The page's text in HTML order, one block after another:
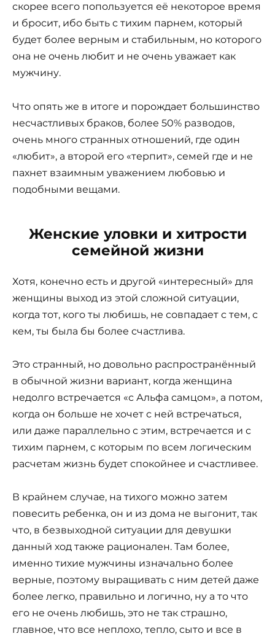
скорее всего попользуется её некоторое время
и бросит, ибо быть с тихим парнем, который
будет более верным и стабильным, но которого
она не очень любит и не очень уважает как
мужчину.
Что опять же в итоге и порождает большинство
несчастливых браков, более 50% разводов,
очень много странных отношений, где один
«любит», а второй его «терпит», семей где и не
пахнет взаимным уважением любовью и
подобными вещами.
Женские уловки и хитрости
семейной жизни
Хотя, конечно есть и другой «интересный» для
женщины выход из этой сложной ситуации,
когда тот, кого ты любишь, не совпадает с тем, с
кем, ты была бы более счастлива.
Это странный, но довольно распространённый
в обычной жизни вариант, когда женщина
недолго встречается «с Альфа самцом», а потом,
когда он больше не хочет с ней встречаться,
или даже параллельно с этим, встречается и с
тихим парнем, с которым по всем логическим
расчетам жизнь будет спокойнее и счастливее.
В крайнем случае, на тихого можно затем
повесить ребенка, он и из дома не выгонит, так
что, в безвыходной ситуации для девушки
данный ход также рационален. Там более,
именно тихие мужчины изначально более
верные, поэтому выращивать с ним детей даже
более легко, правильно и логично, ну а то что
его не очень любишь, это не так страшно,
главное, что все неплохо, тепло, сыто и все в